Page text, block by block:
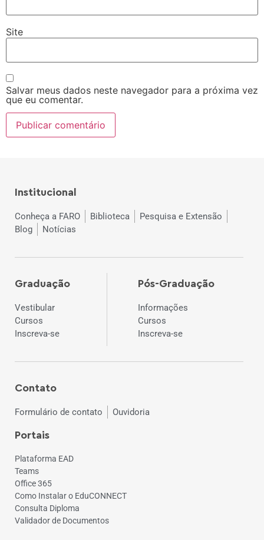
Site
Salvar meus dados neste navegador para a próxima vez
que eu comentar.
Institucional
Conheça a FARO Biblioteca
Pesquisa e Extensão
Blog
Notícias
Graduação
Vestibular
Cursos
Inscreva-se
Pós-Graduação
Informações
Cursos
Inscreva-se
Contato
Formulário de contato Ouvidoria
Portais
Plataforma EAD
Teams
Office 365
Como Instalar o EduCONNECT
Consulta Diploma
Validador de Documentos